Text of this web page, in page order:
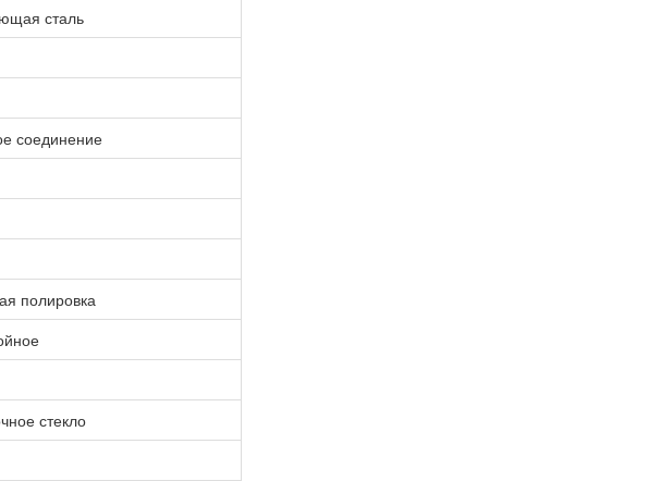
сталь
соединение
полировка
стекло